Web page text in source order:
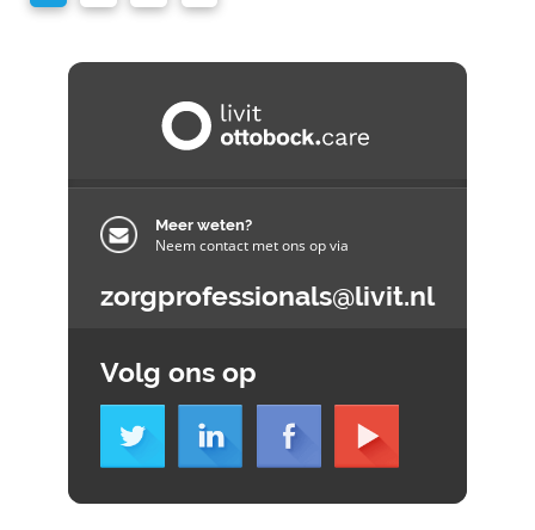
Meer weten?
Neem contact met ons op via
zorgprofessionals@livit.nl
Volg ons op